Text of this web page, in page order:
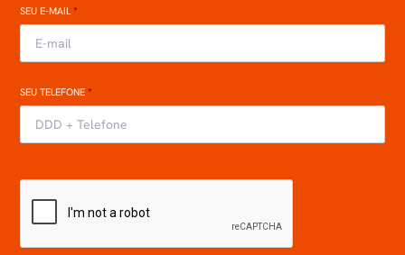
SEU E-MAIL*
SEU TELEFONE*